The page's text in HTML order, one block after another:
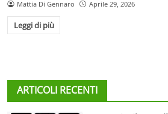
Mattia Di Gennaro Aprile 29, 2026
Leggi di più
ARTICOLI RECENTI